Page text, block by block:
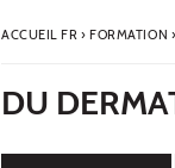
ACCUEIL FR› FORMATION ›
DU